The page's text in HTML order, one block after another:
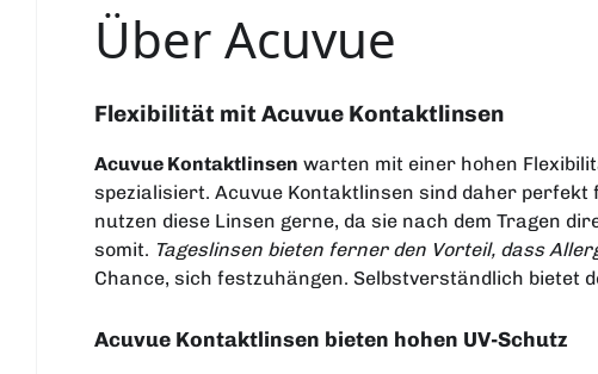
Über Acuvue
Flexibilität mit Acuvue Kontaktlinsen
Acuvue Kontaktlinsen warten mit einer hohen
spezialisiert. Acuvue Kontaktlinsen sind daher
nutzen diese Linsen gerne, da sie nach dem Tragen
somit. Tageslinsen bieten ferner den Vorteil, dass
Chance, sich festzuhängen. Selbstverständlich bietet
Acuvue Kontaktlinsen bieten hohen UV-Schutz